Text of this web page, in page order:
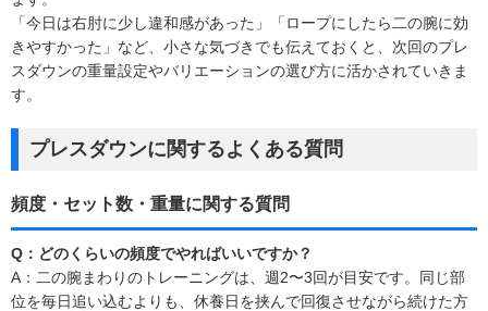
「今日は右肘に少し違和感があった」「ロープにしたら二の腕に効
きやすかった」など、小さな気づきでも伝えておくと、次回のプレ
スダウンの重量設定やバリエーションの選び方に活かされていきま
す。
プレスダウンに関するよくある質問
頻度・セット数・重量に関する質問
Q：どのくらいの頻度でやればいいですか？
A：二の腕まわりのトレーニングは、週2〜3回が目安です。同じ部
位を毎日追い込むよりも、休養日を挟んで回復させながら続けた方